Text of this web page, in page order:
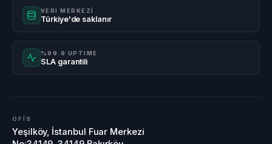
VERİ MERKEZİ
Türkiye'de saklanır
%99.9 UPTIME
SLA garantili
OFİS
Yeşilköy, İstanbul Fuar Merkezi